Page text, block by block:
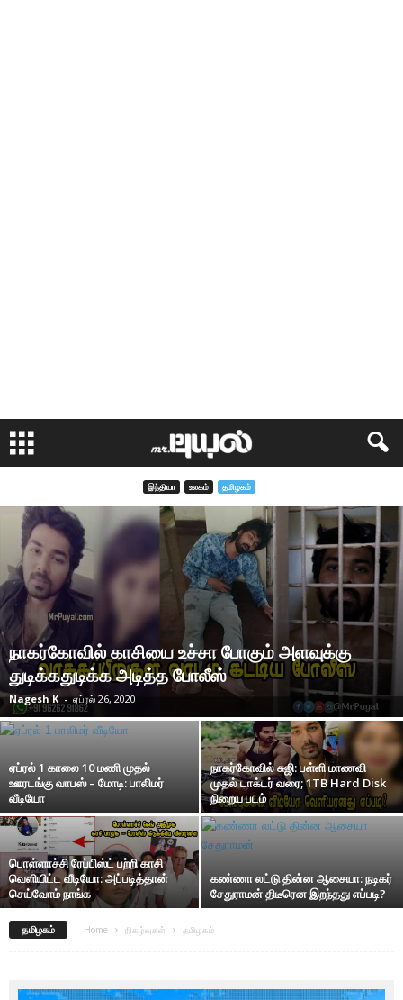
இந்தியா உலகம் தமிழகம்
நாகர்கோவில் காசியை உச்சா போகும் அளவுக்கு
துடிக்கதுடிக்க அடித்த போலீஸ்
Nagesh K - ஏப்ரல் 26, 2020
ஏப்ரல் 1 காலை 10 மணி முதல்
ஊரடங்கு வாபஸ் – மோடி: பாலிமர்
வீடியோ
நாகர்கோவில் சுஜி: பள்ளி மாணவி
முதல் டாக்டர் வரை; 1TB Hard Disk
நிறைய படம்
பொள்ளாச்சி ரேப்பிஸ்ட் பற்றி காசி
வெளியிட்ட வீடியோ: அப்படித்தான்
செய்வோம் நாங்க
கண்ணா லட்டு தின்ன ஆசையா: நடிகர்
சேதுராமன் திடீரென இறந்தது எப்படி?
தமிழகம் Home நிகழ்வுகள் தமிழகம்